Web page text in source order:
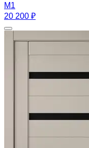
M1
20 200 ₽